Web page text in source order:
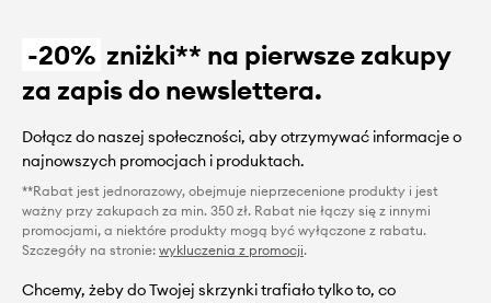
-20% zniżki** na pierwsze zakupy
za zapis do newslettera.
Dołącz do naszej społeczności, aby otrzymywać informacje o
najnowszych promocjach i produktach.
**Rabat jest jednorazowy, obejmuje nieprzecenione produkty i jest
ważny przy zakupach za min. 350 zł. Rabat nie łączy się z innymi
promocjami, a niektóre produkty mogą być wyłączone z rabatu.
Szczegóły na stronie: wykluczenia z promocji.
Chcemy, żeby do Twojej skrzynki trafiało tylko to, co